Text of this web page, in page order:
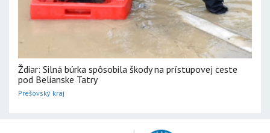
Ždiar: Silná búrka spôsobila škody na prístupovej ceste
pod Belianske Tatry
Prešovský kraj